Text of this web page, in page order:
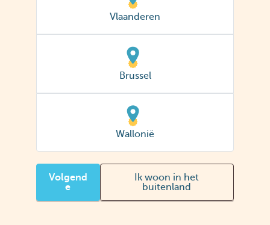
Vlaanderen
Brussel
Wallonië
Volgend
e
Ik woon in het
buitenland
Zoek kantoor
zoek je eerst naar een kantoor in je buurt!